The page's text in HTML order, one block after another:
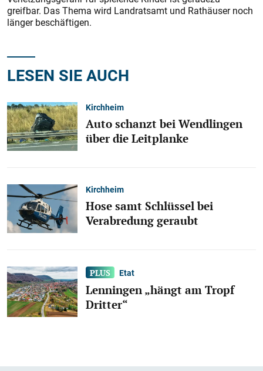
greifbar. Das Thema wird Landratsamt und Rathäuser noch
länger beschäftigen.
LESEN SIE AUCH
Kirchheim
Auto schanzt bei Wendlingen
über die Leitplanke
Kirchheim
Hose samt Schlüssel bei
Verabredung geraubt
Etat
Lenningen „hängt am Tropf
Dritter“